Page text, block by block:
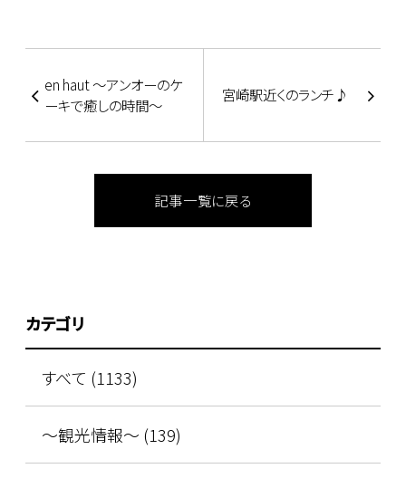
en haut ～アンオーのケ
ーキで癒しの時間～
宮崎駅近くのランチ♪
記事一覧に戻る
カテゴリ
すべて (1133)
～観光情報～ (139)